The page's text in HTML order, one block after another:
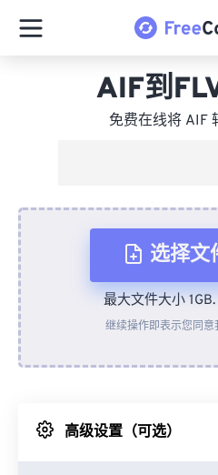
AIF到
免费在线将 AIF
选择文
从设备
来自
最大文件大小 1GB.
继续操作即表示您同意
高级设置（可选）